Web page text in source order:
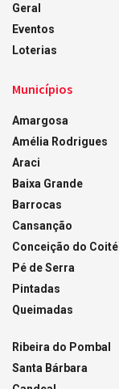
Geral
Eventos
Loterias
Municípios
Amargosa
Amélia Rodrigues
Araci
Baixa Grande
Barrocas
Cansanção
Conceição do Coité
Pé de Serra
Pintadas
Queimadas
Ribeira do Pombal
Santa Bárbara